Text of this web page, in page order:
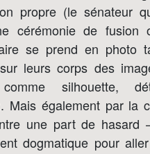
propre (le sénateur
cérémonie de fusion
se prend en photo
leurs corps des
comme silhouette,
Mais également par la
une part de hasard
dogmatique pour